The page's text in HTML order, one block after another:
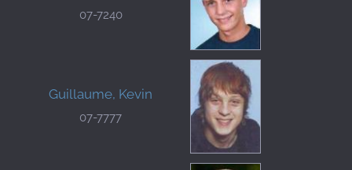
07-7240
Guillaume, Kevin
07-7777